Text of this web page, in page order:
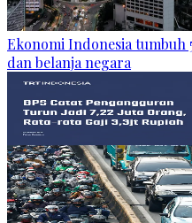
Ekonomi Indonesia tumbuh
dan belanja negara